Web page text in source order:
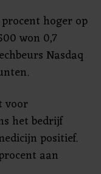
hoger op
won 0,7
Nasdaq
voor
het bedrijf
positief.
aan